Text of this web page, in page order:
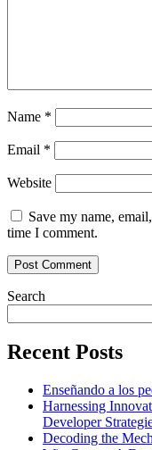
Name *
Email *
Website
Save my name,
time I comment.
Search
Recent Posts
Enseñando a los
Harnessing
Developer
Decoding the